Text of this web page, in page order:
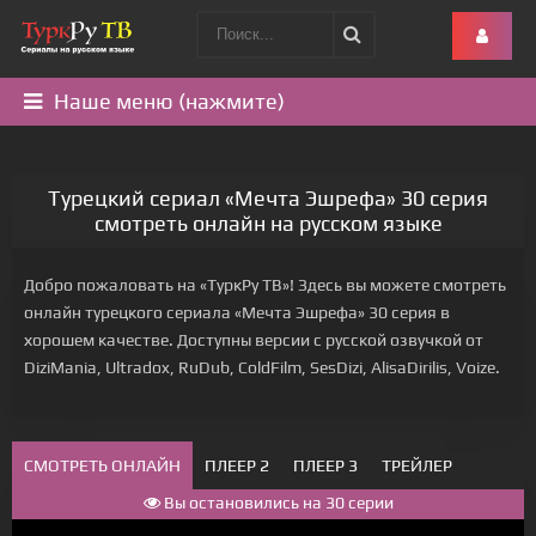
Наше меню (нажмите)
Турецкий сериал «Мечта Эшрефа» 30 серия
смотреть онлайн на русском языке
Добро пожаловать на «ТуркРу ТВ»! Здесь вы можете смотреть
онлайн турецкого сериала «Мечта Эшрефа» 30 серия в
хорошем качестве. Доступны версии с русской озвучкой от
DiziMania, Ultradox, RuDub, ColdFilm, SesDizi, AlisaDirilis, Voize.
СМОТРЕТЬ ОНЛАЙН ПЛЕЕР 2 ПЛЕЕР 3
ТРЕЙЛЕР
Вы остановились на 30 серии